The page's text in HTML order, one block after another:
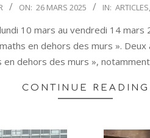
ON: 26 MARS 2025 IN: ARTICLES,
10 mars au vendredi 14
en dehors des murs ».
en dehors des murs »,
CONTINUE READING